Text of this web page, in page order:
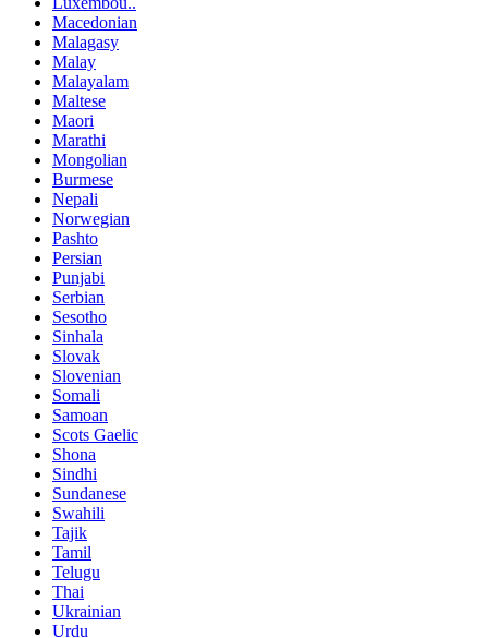
Macedonian
Malagasy
Malay
Malayalam
Maltese
Maori
Marathi
Mongolian
Burmese
Nepali
Norwegian
Pashto
Persian
Punjabi
Serbian
Sesotho
Sinhala
Slovak
Slovenian
Somali
Samoan
Scots Gaelic
Shona
Sindhi
Sundanese
Swahili
Tajik
Tamil
Telugu
Thai
Ukrainian
Urdu